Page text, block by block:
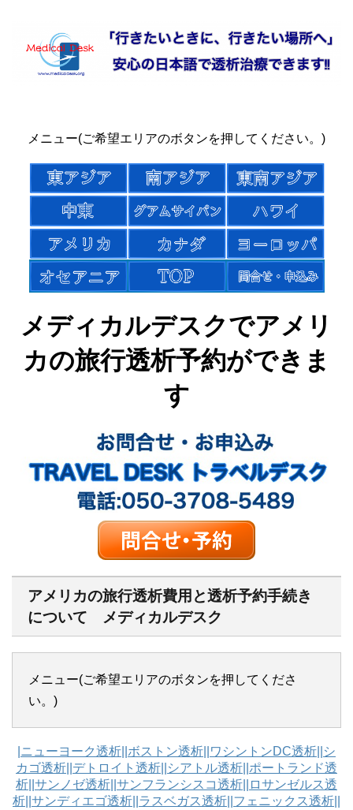
メニュー(ご希望エリアのボタンを押してください。)
メディカルデスクでアメリ
カの旅行透析予約ができま
す
アメリカの旅行透析費用と透析予約手続き
について メディカルデスク
メニュー(ご希望エリアのボタンを押してくださ
い。)
|ニューヨーク透析| |ボストン透析| |ワシントンDC透析| |シ
カゴ透析| |デトロイト透析| |シアトル透析| |ポートランド透
析| |サンノゼ透析| |サンフランシスコ透析|
|ロサンゼルス透
析| |サンディエゴ透析| |ラスベガス透析| |フェニックス透析|